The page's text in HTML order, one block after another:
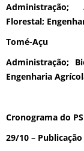
Administração;
Florestal;
Tomé-Açu
Administração;
Engenharia
Cronograma do
29/10 –